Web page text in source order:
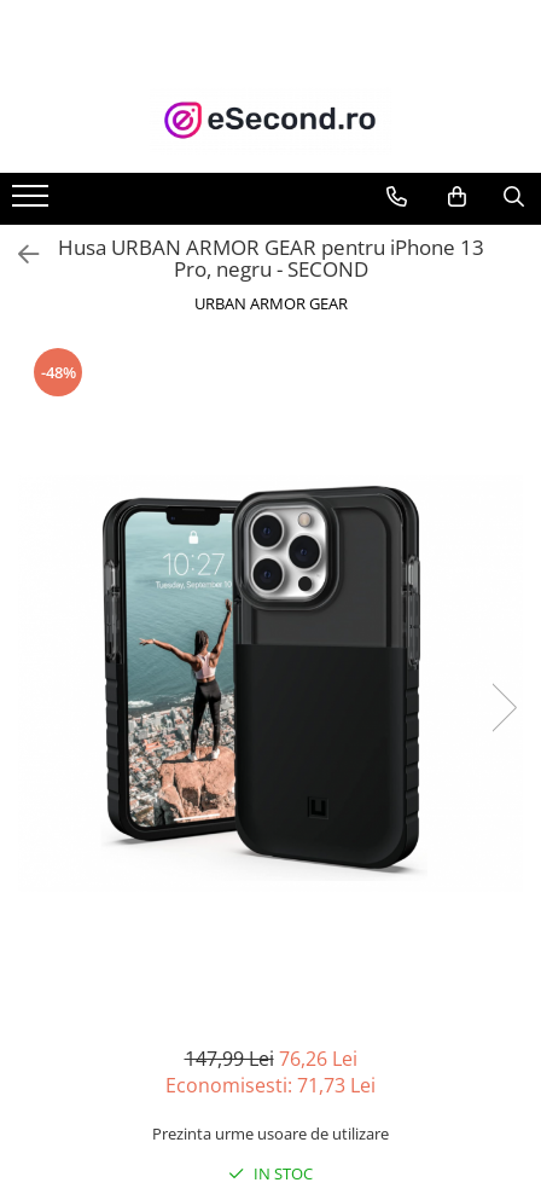
Accesorii Auto
Anvelope & Jante
Covorase auto
Echipamente pentru Atelier
Moto
Reparatii si echipamente auto
Bucatarie & Servire
Curatenie si intretinere
Decoratiuni
Hobby-uri creative
Iluminat & Electrice
Kit-uri automatizari porti si usi
Mobila dormitor
Mobila gradina & terasa
Utilaje si materiale de constructii
Laptop, Tablete & Telefoane
Husa URBAN ARMOR GEAR pentru iPhone 13
Pro, negru - SECOND
URBAN ARMOR GEAR
-48%
147,99 Lei 76,26 Lei
Economisesti: 71,73 Lei
Prezinta urme usoare de utilizare
IN STOC